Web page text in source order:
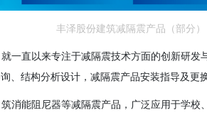
丰泽股份建筑减隔震产品（部分）
一直以来专注于减隔震技术方面的创新研发
、结构分析设计，减隔震产品安装指导及更
消能阻尼器等减隔震产品，广泛应用于学